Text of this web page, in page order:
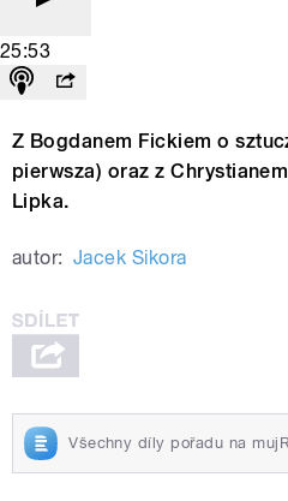
25:53
Z Bogdanem Fickiem o
pierwsza) oraz z
Lipka.
autor: Jacek Sikora
Všechny díly pořadu na